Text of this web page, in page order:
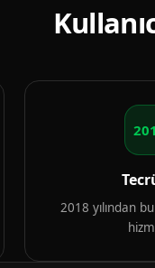
2018 yılından